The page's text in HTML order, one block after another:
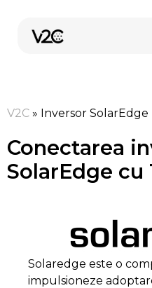
conținut
V2C » Inversor SolarEdge
Conectarea
SolarEdge cu
Solaredge este o
impulsioneze